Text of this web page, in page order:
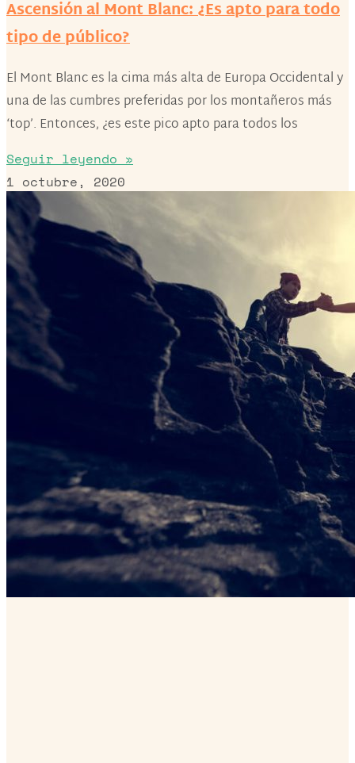
Ascensión al Mont Blanc: ¿Es apto para todo
tipo de público?
El Mont Blanc es la cima más alta de Europa Occidental y
una de las cumbres preferidas por los montañeros más
‘top’. Entonces, ¿es este pico apto para todos los
Seguir leyendo »
1 octubre, 2020